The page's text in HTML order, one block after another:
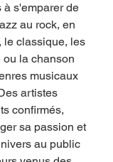
à s'emparer de
au rock, en
le classique, les
la chanson
musicaux
artistes
confirmés,
sa passion et
au public